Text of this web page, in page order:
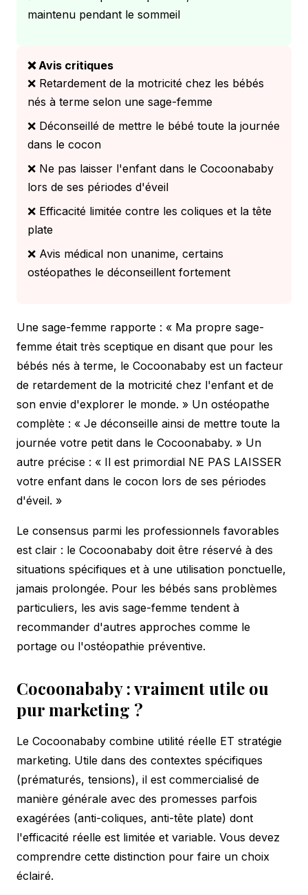
maintenu pendant le sommeil
❌ Avis critiques
❌ Retardement de la motricité chez les bébés
nés à terme selon une sage-femme
❌ Déconseillé de mettre le bébé toute la journée
dans le cocon
❌ Ne pas laisser l'enfant dans le Cocoonababy
lors de ses périodes d'éveil
❌ Efficacité limitée contre les coliques et la tête
plate
❌ Avis médical non unanime, certains
ostéopathes le déconseillent fortement
Une sage-femme rapporte : « Ma propre sage-
femme était très sceptique en disant que pour les
bébés nés à terme, le Cocoonababy est un facteur
de retardement de la motricité chez l'enfant et de
son envie d'explorer le monde. » Un ostéopathe
complète : « Je déconseille ainsi de mettre toute la
journée votre petit dans le Cocoonababy. » Un
autre précise : « Il est primordial NE PAS LAISSER
votre enfant dans le cocon lors de ses périodes
d'éveil. »
Le consensus parmi les professionnels favorables
est clair : le Cocoonababy doit être réservé à des
situations spécifiques et à une utilisation ponctuelle,
jamais prolongée. Pour les bébés sans problèmes
particuliers, les avis sage-femme tendent à
recommander d'autres approches comme le
portage ou l'ostéopathie préventive.
Cocoonababy : vraiment utile ou
pur marketing ?
Le Cocoonababy combine utilité réelle ET stratégie
marketing. Utile dans des contextes spécifiques
(prématurés, tensions), il est commercialisé de
manière générale avec des promesses parfois
exagérées (anti-coliques, anti-tête plate) dont
l'efficacité réelle est limitée et variable. Vous devez
comprendre cette distinction pour faire un choix
éclairé.